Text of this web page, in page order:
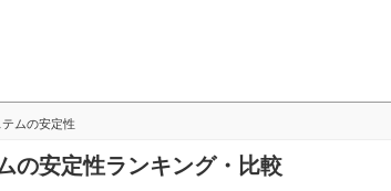
テムの安定性
の安定性ランキング・比較